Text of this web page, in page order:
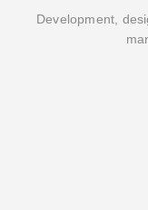
Development,